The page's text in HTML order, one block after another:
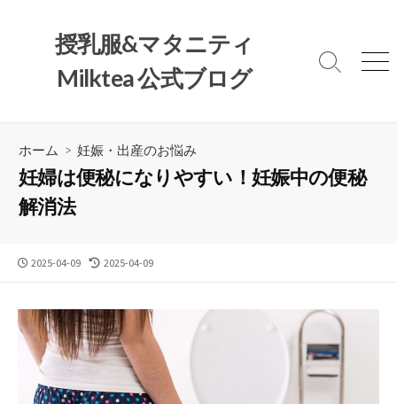
へ
授乳服&マタニティ
Milktea 公式ブログ
検
メ
ホーム > 妊娠・出産のお悩み
妊婦は便秘になりやすい！妊娠中の便秘
解消法
公
2025-04-09
最
新
日
2025-04-09